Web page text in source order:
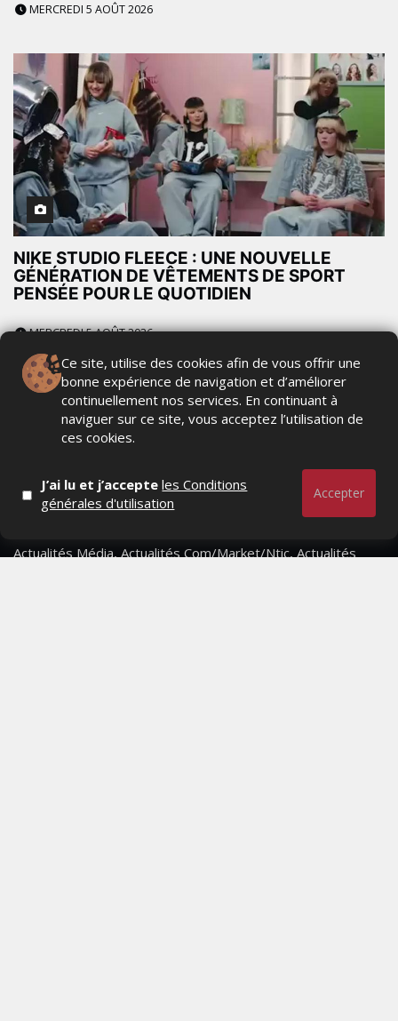
MERCREDI 5 AOÛT 2026
NIKE STUDIO FLEECE : UNE NOUVELLE
GÉNÉRATION DE VÊTEMENTS DE SPORT
PENSÉE POUR LE QUOTIDIEN
MERCREDI 5 AOÛT 2026
Ce site, utilise des cookies afin de vous offrir une
bonne expérience de navigation et d’améliorer
continuellement nos services. En continuant à
naviguer sur ce site, vous acceptez l’utilisation de
ces cookies.
J’ai lu et j’accepteles Conditions
générales d'utilisation
Accepter
Actualités Média, Actualités Com/Market/Ntic, Actualités